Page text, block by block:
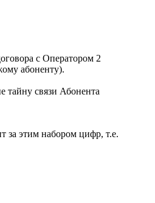
с Оператором 2
абоненту).
тайну связи Абонента
за этим набором цифр, т.е.